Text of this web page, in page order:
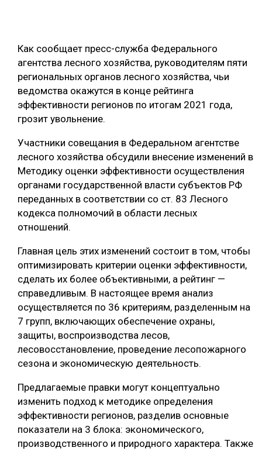
ЛЕСОВОССТАНОВЛЕНИЕ И ЗАЩИТА
ЛОГИСТИКА
ПРОИЗВОДСТВО ДРЕВЕСНЫХ ПЛИТ
ЦБП
КОМПЛЕКСНАЯ ПЕРЕРАБОТКА
ЛЕСОПИЛЕНИЕ
ДЕРЕВЯННОЕ ДОМОСТРОЕНИЕ
БЕЗОПАСНОЕ ПРОИЗВОДСТВО
СОРТИРОВКА ДРЕВЕСИНЫ
СУШКА ДРЕВЕСИНЫ
МЕБЕЛЬНОЕ ПРОИЗВОДСТВО
ТЕМАТИЧЕСКИЕ ПРОЕКТЫ
Как сообщает пресс-служба Федерального
агентства лесного хозяйства, руководителям пяти
региональных органов лесного хозяйства, чьи
ведомства окажутся в конце рейтинга
эффективности регионов по итогам 2021 года,
грозит увольнение.
Участники совещания в Федеральном агентстве
лесного хозяйства обсудили внесение изменений в
Методику оценки эффективности осуществления
органами государственной власти субъектов РФ
переданных в соответствии со ст. 83 Лесного
кодекса полномочий в области лесных
отношений.
Главная цель этих изменений состоит в том, чтобы
оптимизировать критерии оценки эффективности,
сделать их более объективными, а рейтинг —
справедливым. В настоящее время анализ
осуществляется по 36 критериям, разделенным на
7 групп, включающих обеспечение охраны,
защиты, воспроизводства лесов,
лесовосстановление, проведение лесопожарного
сезона и экономическую деятельность.
Предлагаемые правки могут концептуально
изменить подход к методике определения
эффективности регионов, разделив основные
показатели на 3 блока: экономического,
производственного и природного характера. Также